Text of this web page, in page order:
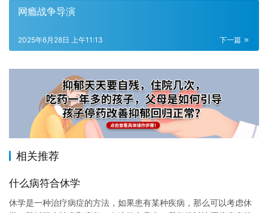
网瘾战争导演
下一篇
2025年6月28日 上午11:13
相关推荐
什么病符合休学
休学是一种治疗病症的方法，如果患有某种疾病，那么可以考虑休